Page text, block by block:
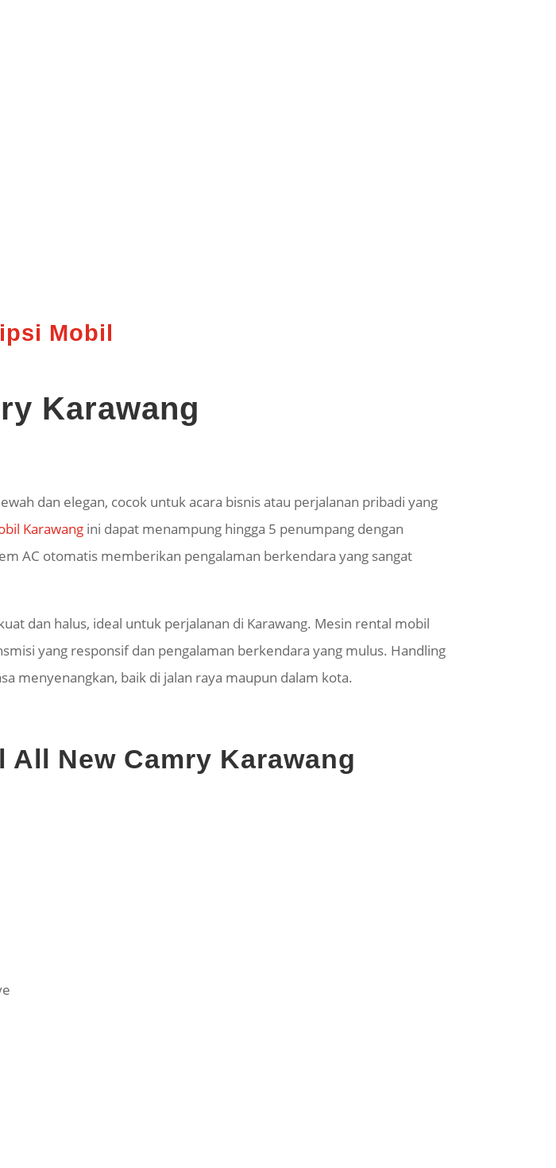
Mobil
Karawang
dan elegan, cocok untuk acara bisnis atau perjalanan pribadi yang
Karawang ini dapat menampung hingga 5 penumpang dengan
AC otomatis memberikan pengalaman berkendara yang sangat
dan halus, ideal untuk perjalanan di Karawang. Mesin rental mobil
yang responsif dan pengalaman berkendara yang mulus. Handling
menyenangkan, baik di jalan raya maupun dalam kota.
New Camry Karawang